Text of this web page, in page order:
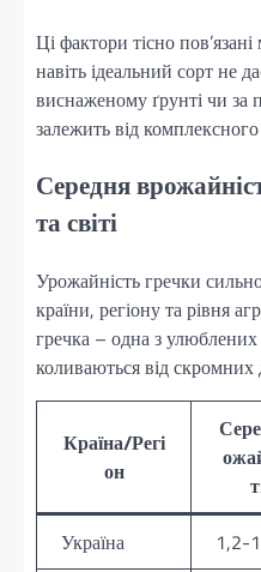
Ці фактори тісно
навіть ідеальний сорт не
виснаженому ґрунті чи за
залежить від
Середня
та світі
Урожайність гречки
країни, регіону та рівня
гречка – одна з
коливаються від
Країна/Регі
он
Україна
1,2-